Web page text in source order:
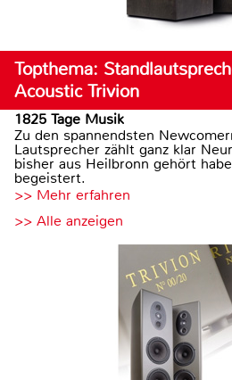
Topthema:
Acoustic Trivion
1825 Tage Musik
Zu den spannendsten
Lautsprecher zählt ganz klar
bisher aus Heilbronn gehört
begeistert.
>> Mehr erfahren
>> Alle anzeigen